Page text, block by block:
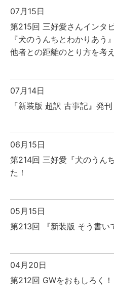
07月15日
第215回 三好愛さんインタ
『犬のうんちとわかりあう』
他者との距離のとり方を考
07月14日
『新装版 超訳 古事記』発刊
06月15日
第214回 三好愛『犬のうん
た！
05月15日
第213回 『新装版 そう書い
04月20日
第212回 GWをおもしろく